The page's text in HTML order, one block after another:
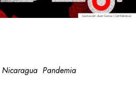
Nicaragua Pandemia